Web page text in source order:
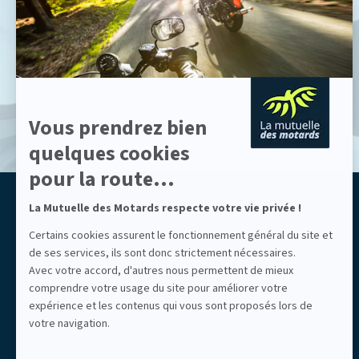
plus
sur
Axeptio
Vous prendrez bien
quelques cookies
pour la route...
La Mutuelle des Motards respecte votre vie privée !
Certains cookies assurent le fonctionnement général du site et
de ses services, ils sont donc strictement nécessaires.
Avec votre accord, d'autres nous permettent de mieux
comprendre votre usage du site pour améliorer votre
expérience et les contenus qui vous sont proposés lors de
votre navigation.
ASSURONS NOTRE LIBERTÉ
Mutuelle des Motards